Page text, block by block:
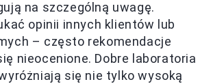
na szczególną uwagę.
opinii innych klientów lub
– często rekomendacje
nieocenione. Dobre laboratoria
się nie tylko wysoką